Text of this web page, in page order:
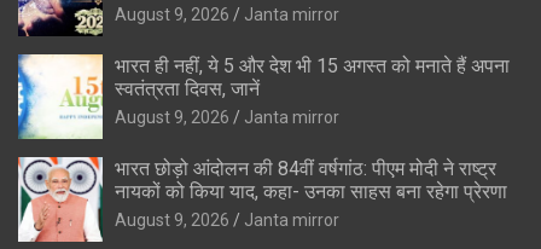
August 9, 2026 Janta mirror
भारत ही नहीं, ये 5 और देश भी 15 अगस्त को मनाते हैं अपना
स्वतंत्रता दिवस, जानें
August 9, 2026 Janta mirror
भारत छोड़ो आंदोलन की 84वीं वर्षगांठ: पीएम मोदी ने राष्ट्र
नायकों को किया याद, कहा- उनका साहस बना रहेगा प्रेरणा
August 9, 2026 Janta mirror